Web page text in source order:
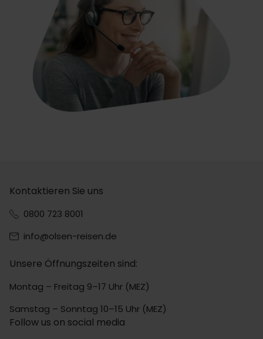
Kontaktieren Sie uns
0800 723 8001
info@olsen-reisen.de
Unsere Öffnungszeiten sind:
Montag – Freitag 9–17 Uhr (MEZ)
Samstag – Sonntag 10–15 Uhr (MEZ)
Follow us on social media